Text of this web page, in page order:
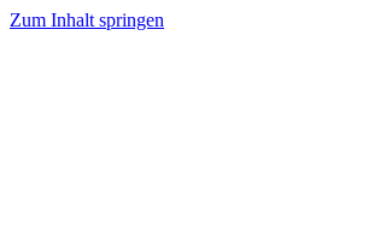
Zum Inhalt springen